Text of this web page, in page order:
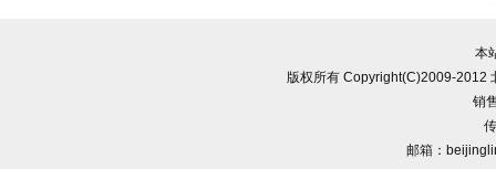
本
版权所有 Copyright(C)2009-2012
销
邮箱：